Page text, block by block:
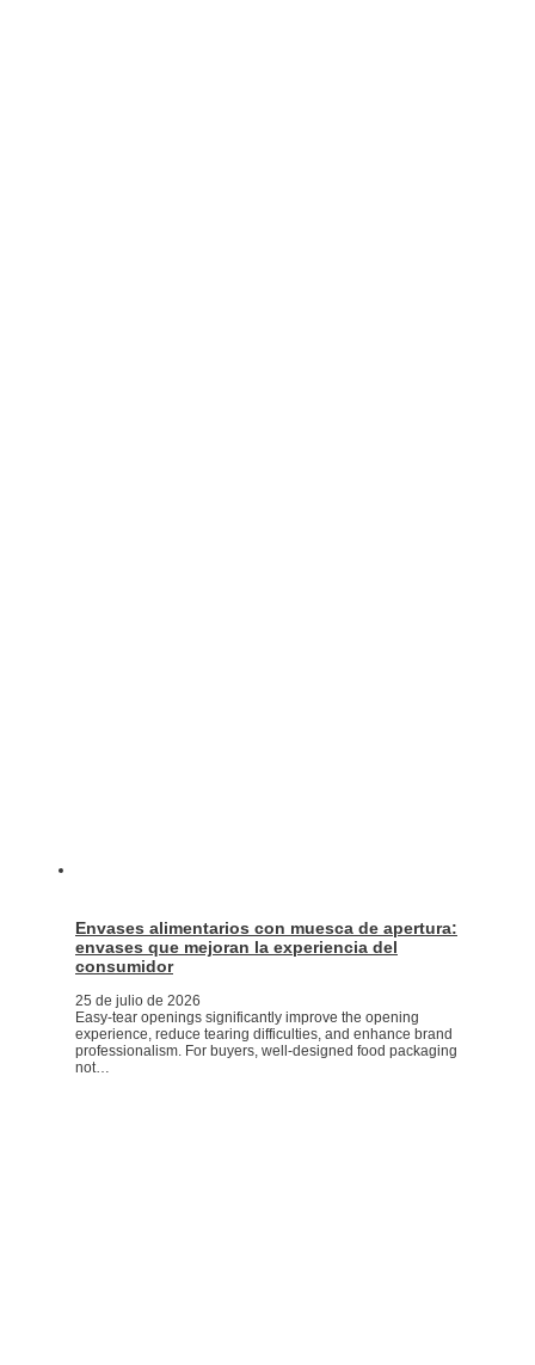
Envases alimentarios con muesca de apertura:
envases que mejoran la experiencia del
consumidor
25 de julio de 2026
Easy-tear openings significantly improve the opening
experience, reduce tearing difficulties, and enhance brand
professionalism. For buyers, well-designed food packaging
not…